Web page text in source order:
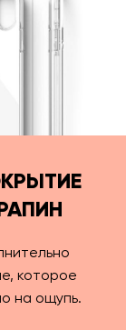
которое
на ощупь.